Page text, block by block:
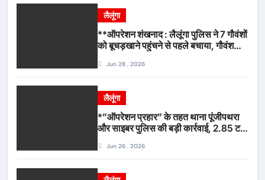
लैलूंगा
**ऑपरेशन शंखनाद : लैलूंगा पुलिस ने 7 गौवंशों
को बूचड़खाने पहुंचने से पहले बचाया, गौवंश
Jun 28 , 2026
लैलूंगा
*”ऑपरेशन प्रहार” के तहत थाना पूंजीपथरा
और साइबर पुलिस की बड़ी कार्रवाई, 2.85 टन
Jun 26 , 2026